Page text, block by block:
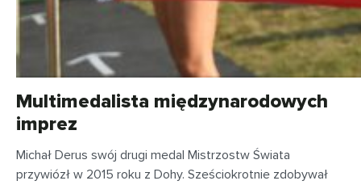
Multimedalista międzynarodowych
imprez
Michał Derus swój drugi medal Mistrzostw Świata
przywiózł w 2015 roku z Dohy. Sześciokrotnie zdobywał